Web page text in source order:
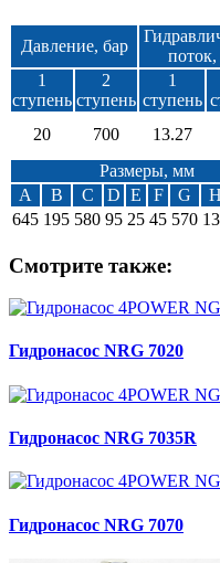
Давление, бар
поток,
1
ступень
2
ступень
1
ступень
20
700 13.27
Размеры, мм
A
B C D E F G H
645 195 580 95 25 45 570
Смотрите также:
Гидронасос NRG 7020
Гидронасос NRG 7035R
Гидронасос NRG 7070